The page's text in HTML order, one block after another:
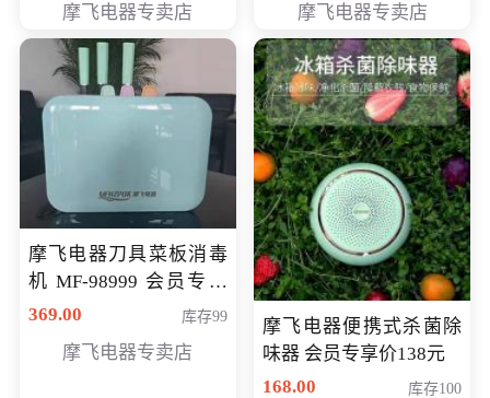
摩飞电器专卖店 摩飞电器专卖店
摩飞电器刀具菜板消毒
机 MF-98999 会员专享
价286元
369.00 库存99
摩飞电器专卖店
摩飞电器便携式杀菌除
味器 会员专享价138元
168.00
库存100